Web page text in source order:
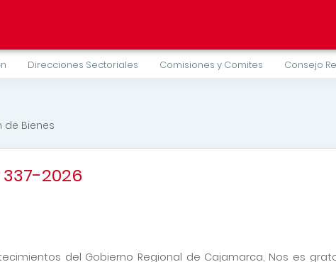
Direcciones Sectoriales Comisiones y Comites Consejo
de Bienes
337-2026
del Gobierno Regional de Cajamarca, Nos es